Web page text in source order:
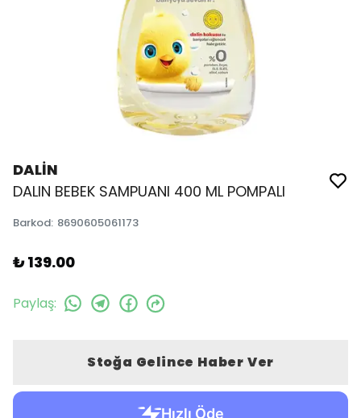
DALİN
DALIN BEBEK SAMPUANI 400 ML POMPALI
Barkod: 8690605061173
₺ 139.00
Paylaş:
Stoğa Gelince Haber Ver